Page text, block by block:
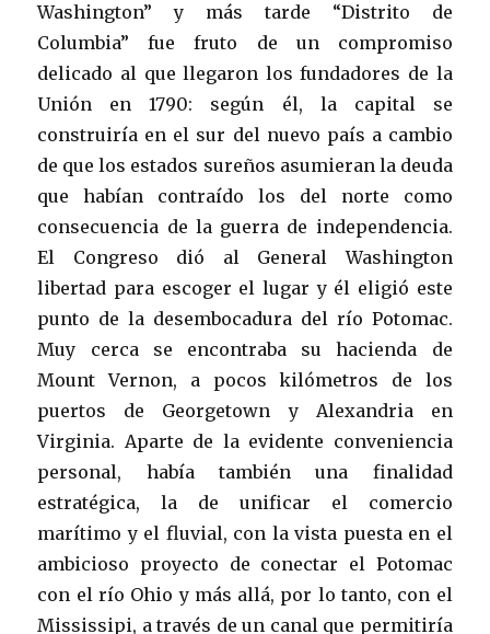
Washington” y más tarde “Distrito de
Columbia” fue fruto de un compromiso
delicado al que llegaron los fundadores de la
Unión en 1790: según él, la capital se
construiría en el sur del nuevo país a cambio
de que los estados sureños asumieran la deuda
que habían contraído los del norte como
consecuencia de la guerra de independencia.
El Congreso dió al General Washington
libertad para escoger el lugar y él eligió este
punto de la desembocadura del río Potomac.
Muy cerca se encontraba su hacienda de
Mount Vernon, a pocos kilómetros de los
puertos de Georgetown y Alexandria en
Virginia. Aparte de la evidente conveniencia
personal, había también una finalidad
estratégica, la de unificar el comercio
marítimo y el fluvial, con la vista puesta en el
ambicioso proyecto de conectar el Potomac
con el río Ohio y más allá, por lo tanto, con el
Mississipi, a través de un canal que permitiría